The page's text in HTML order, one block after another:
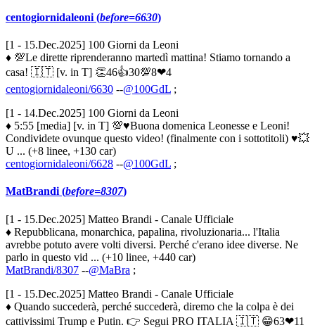
centogiornidaleoni (before=6630)
[1 - 15.Dec.2025] 100 Giorni da Leoni
♦ 💯Le dirette riprenderanno martedì mattina! Stiamo tornando a
casa! 🇮🇹 [v. in T] 👏46👍30💯8❤4
centogiornidaleoni/6630 --@100GdL ;
[1 - 14.Dec.2025] 100 Giorni da Leoni
♦ 5:55 [media] [v. in T] 💯♥️Buona domenica Leonesse e Leoni!
Condividete ovunque questo video! (finalmente con i sottotitoli) ♥️💥
U ... (+8 linee, +130 car)
centogiornidaleoni/6628 --@100GdL ;
MatBrandi (before=8307)
[1 - 15.Dec.2025] Matteo Brandi - Canale Ufficiale
♦ Repubblicana, monarchica, papalina, rivoluzionaria... l'Italia
avrebbe potuto avere volti diversi. Perché c'erano idee diverse. Ne
parlo in questo vid ... (+10 linee, +440 car)
MatBrandi/8307 --@MaBra ;
[1 - 15.Dec.2025] Matteo Brandi - Canale Ufficiale
♦ Quando succederà, perché succederà, diremo che la colpa è dei
cattivissimi Trump e Putin. 👉 Segui PRO ITALIA 🇮🇹 😁63❤11